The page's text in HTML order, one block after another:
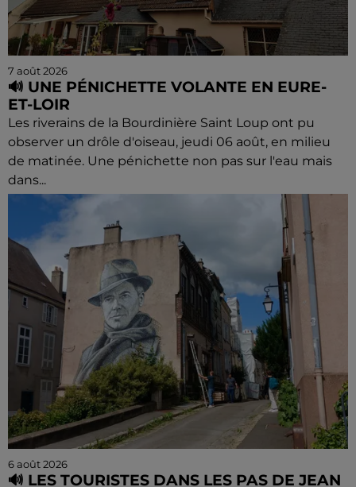
7 août 2026
🔊 UNE PÉNICHETTE VOLANTE EN EURE-
ET-LOIR
Les riverains de la Bourdinière Saint Loup ont pu
observer un drôle d'oiseau, jeudi 06 août, en milieu
de matinée. Une pénichette non pas sur l'eau mais
dans...
6 août 2026
🔊 LES TOURISTES DANS LES PAS DE JEAN